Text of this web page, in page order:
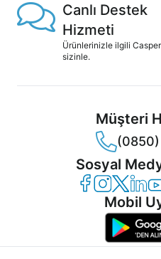
Canlı Destek
Hizmeti
Ürünlerinizle ilgili
sizinle.
Müşteri
(0850)
Sosyal
Casper
CasperCasper
Mobil